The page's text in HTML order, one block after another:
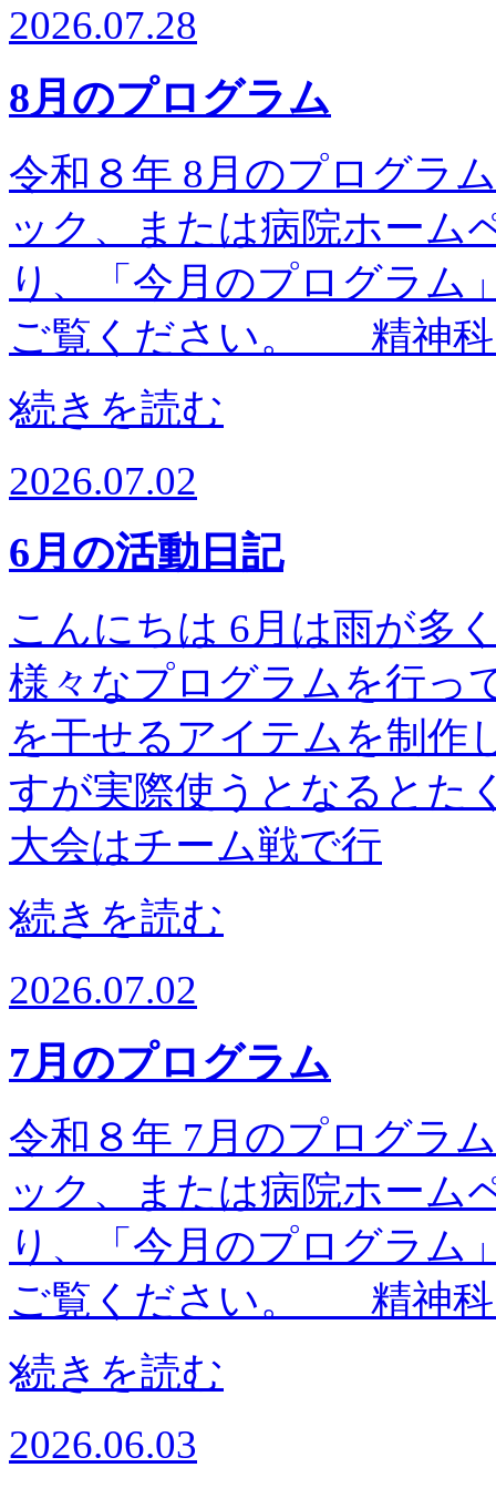
2026.07.28
8月のプログラム
令和８年 8月のプログラ
ック、または病院ホーム
り、「今月のプログラム
ご覧ください。 精神科
続きを読む
2026.07.02
6月の活動日記
こんにちは 6月は雨が多
様々なプログラムを行っ
を干せるアイテムを制作
すが実際使うとなるとた
大会はチーム戦で行
続きを読む
2026.07.02
7月のプログラム
令和８年 7月のプログラ
ック、または病院ホーム
り、「今月のプログラム
ご覧ください。 精神科
続きを読む
2026.06.03